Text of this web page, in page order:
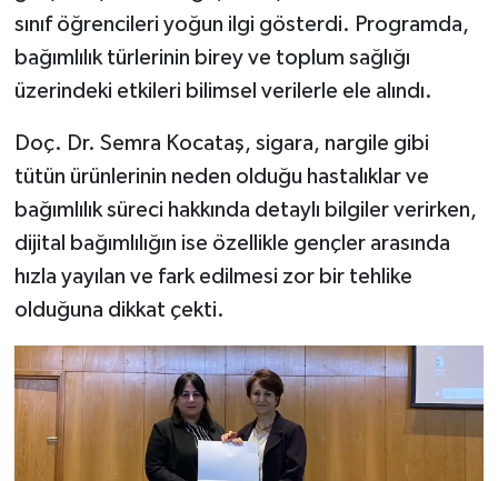
sınıf öğrencileri yoğun ilgi gösterdi. Programda,
bağımlılık türlerinin birey ve toplum sağlığı
üzerindeki etkileri bilimsel verilerle ele alındı.
Doç. Dr. Semra Kocataş, sigara, nargile gibi
tütün ürünlerinin neden olduğu hastalıklar ve
bağımlılık süreci hakkında detaylı bilgiler verirken,
dijital bağımlılığın ise özellikle gençler arasında
hızla yayılan ve fark edilmesi zor bir tehlike
olduğuna dikkat çekti.